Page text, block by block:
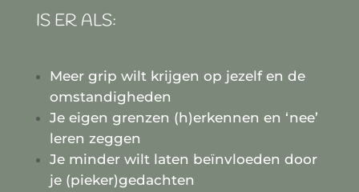
IS ER ALS:
Meer grip wilt krijgen op jezelf en de
omstandigheden
Je eigen grenzen (h)erkennen en ‘nee’
leren zeggen
Je minder wilt laten beïnvloeden door
je (pieker)gedachten